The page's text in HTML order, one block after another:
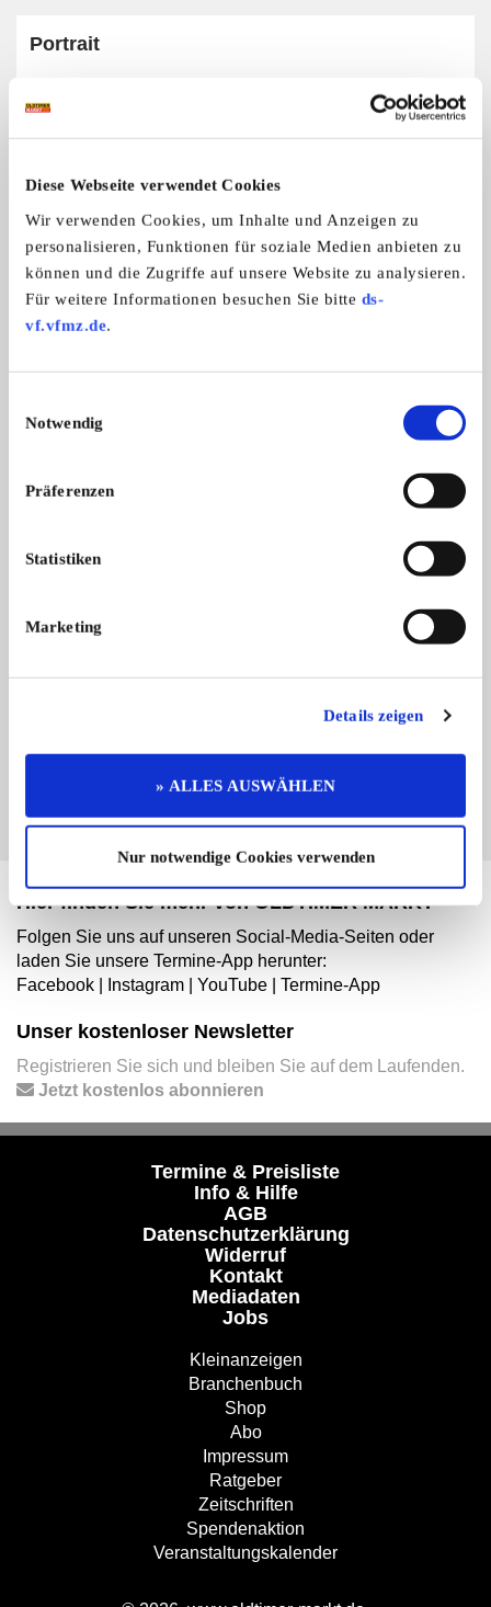
Diese Webseite verwendet Cookies
Wir verwenden Cookies, um Inhalte und Anzeigen zu
personalisieren, Funktionen für soziale Medien anbieten zu
können und die Zugriffe auf unsere Website zu analysieren.
Für weitere Informationen besuchen Sie bitte ds-
vf.vfmz.de.
Notwendig
Präferenzen
Statistiken
Marketing
Details zeigen
» ALLES AUSWÄHLEN
Nur notwendige Cookies verwenden
Portrait
Allgemeine Angaben
Automarken:
Nissan
jetzt diesen Branchenbuch-Eintrag um ihn zu
Hier finden Sie mehr von OLDTIMER MARKT
Folgen Sie uns auf unseren Social-Media-Seiten oder
laden Sie unsere Termine-App herunter:
Facebook
Instagram YouTube Termine-App
Unser kostenloser Newsletter
Registrieren Sie sich und bleiben Sie auf dem Laufenden.
Jetzt kostenlos abonnieren
Termine & Preisliste
Info & Hilfe
AGB
Datenschutzerklärung
Widerruf
Kontakt
Mediadaten
Jobs
Kleinanzeigen
Branchenbuch
Shop
Abo
Impressum
Ratgeber
Zeitschriften
Spendenaktion
Veranstaltungskalender